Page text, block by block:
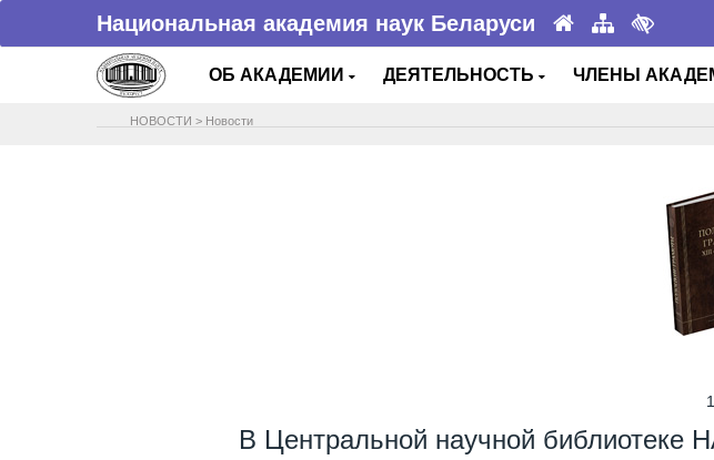
Национальная академия наук Беларуси
ОБ АКАДЕМИИ ДЕЯТЕЛЬНОСТЬ ЧЛЕНЫ
НОВОСТИ > Новости
В Центральной научной библиотеке